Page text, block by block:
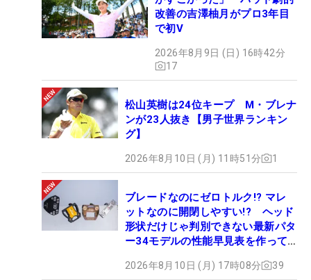
改善の吉澤柚月がプロ3年目
で初V
2026年8月9日 (日) 16時42分
17
松山英樹は24位キープ M・ブレナ
ンが23人抜き【男子世界ランキン
グ】
2026年8月10日 (月) 11時51分 1
ブレードなのにゼロトルク!? マレ
ットなのに開閉しやすい!? ヘッド
形状だけじゃ判別できない最新パタ
ー34モデルの性能早見表を作って
2026年8月10日 (月) 17時08分 39